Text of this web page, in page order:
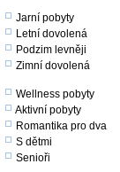
Jarní pobyty
Letní dovolená
Podzim levněji
Zimní dovolená
Wellness pobyty
Aktivní pobyty
Romantika pro dva
S dětmi
Senioři